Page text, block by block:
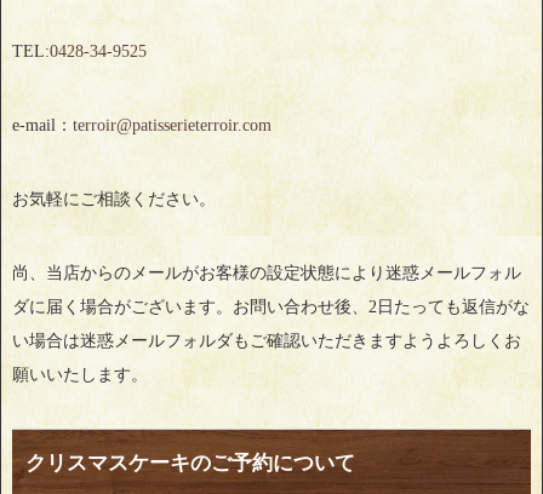
TEL:0428‐34‐9525
e-mail： terroir@patisserieterroir.com
お気軽にご相談ください。
尚、当店からのメールがお客様の設定状態により迷惑メールフォル
ダに届く場合がございます。お問い合わせ後、2日たっても返信がな
い場合は迷惑メールフォルダもご確認いただきますようよろしくお
願いいたします。
クリスマスケーキのご予約について